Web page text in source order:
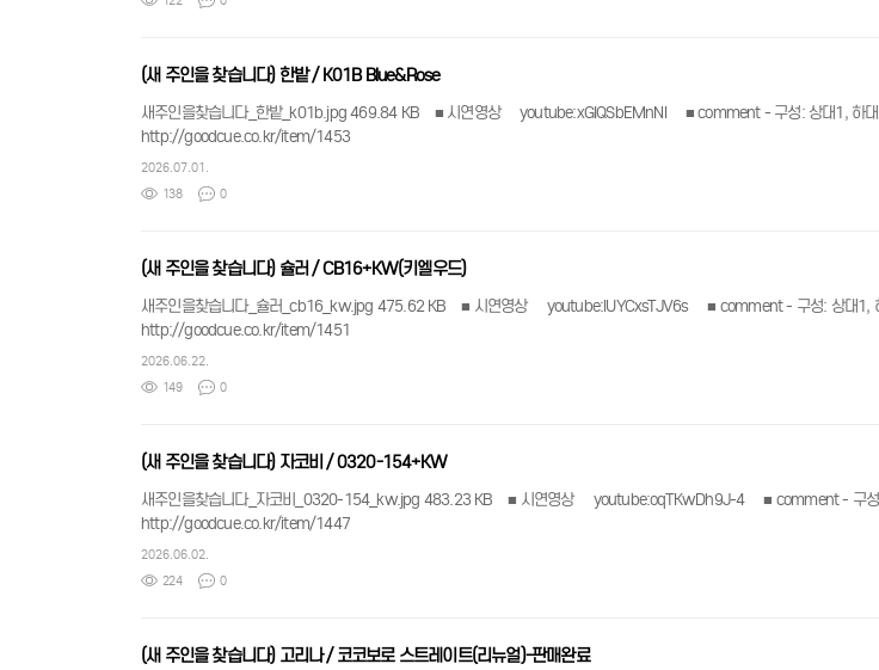
(새 주인을 찾습니다) 한밭 / K01B Blue&Rose
새주인을찾습니다_한밭_k01b.jpg 469.84 KB ■ 시연영상 youtube:xGIQSbEMnNI ■ comment ​- 구성: 상대1, 하대1- 판매가, 무게, 길이 등 상세정보는 아래 링크
http://goodcue.co.kr/item/1453
2026.07.01.
138
0
(새 주인을 찾습니다) 슐러 / CB16+KW(키엘우드)
새주인을찾습니다_슐러_cb16_kw.jpg 475.62 KB ■ 시연영상 youtube:lUYCxsTJV6s ■ comment ​- 구성: 상대1, 하대1, 익스텐션- 판매가, 무게, 길이 등 상세정보는 아래 링크
http://goodcue.co.kr/item/1451
2026.06.22.
149
0
(새 주인을 찾습니다) 자코비 / 0320-154+KW
새주인을찾습니다_자코비_0320-154_kw.jpg 483.23 KB ■ 시연영상 youtube:oqTKwDh9J-4 ■ comment ​- 구성: 상대1, 하대1, 익스텐션- 판매가, 무게, 길이 등 상세정보는 아래 링크
http://goodcue.co.kr/item/1447 ​
2026.06.02.
224
0
(새 주인을 찾습니다) 고리나 / 코코보로 스트레이트(리뉴얼)-판매완료